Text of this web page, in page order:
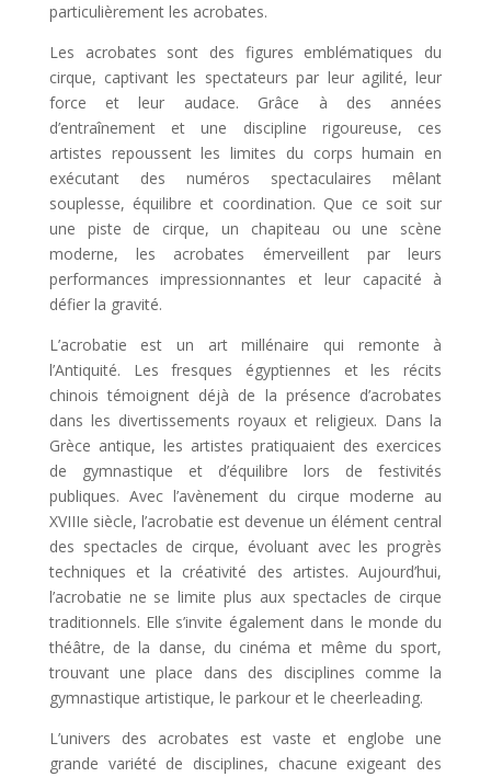
particulièrement les acrobates.
Les acrobates sont des figures emblématiques du
cirque, captivant les spectateurs par leur agilité, leur
force et leur audace. Grâce à des années
d’entraînement et une discipline rigoureuse, ces
artistes repoussent les limites du corps humain en
exécutant des numéros spectaculaires mêlant
souplesse, équilibre et coordination. Que ce soit sur
une piste de cirque, un chapiteau ou une scène
moderne, les acrobates émerveillent par leurs
performances impressionnantes et leur capacité à
défier la gravité.
L’acrobatie est un art millénaire qui remonte à
l’Antiquité. Les fresques égyptiennes et les récits
chinois témoignent déjà de la présence d’acrobates
dans les divertissements royaux et religieux. Dans la
Grèce antique, les artistes pratiquaient des exercices
de gymnastique et d’équilibre lors de festivités
publiques. Avec l’avènement du cirque moderne au
XVIIIe siècle, l’acrobatie est devenue un élément central
des spectacles de cirque, évoluant avec les progrès
techniques et la créativité des artistes.Aujourd’hui,
l’acrobatie ne se limite plus aux spectacles de cirque
traditionnels. Elle s’invite également dans le monde du
théâtre, de la danse, du cinéma et même du sport,
trouvant une place dans des disciplines comme la
gymnastique artistique, le parkour et le cheerleading.
L’univers des acrobates est vaste et englobe une
grande variété de disciplines, chacune exigeant des